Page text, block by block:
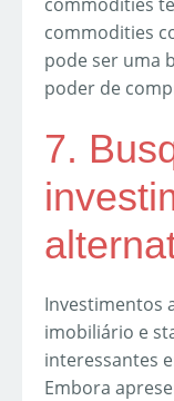
commodities
pode ser uma
poder de
7.
Investimentos
imobiliário e
interessantes
Embora